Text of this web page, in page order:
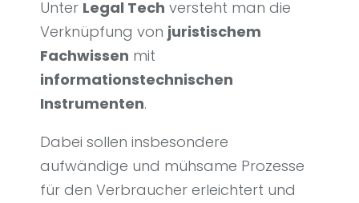
Unter Legal Tech versteht man die
Verknüpfung von juristischem
Fachwissen mit
informationstechnischen
Instrumenten.
Dabei sollen insbesondere
aufwändige und mühsame Prozesse
für den Verbraucher erleichtert und